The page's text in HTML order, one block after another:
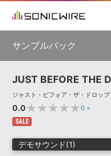
ソフト音源 »
プラグイン・エフェク
初音ミク NT 鏡音リン
KAITO V3
VOCALOID
VIENNA
EZ
ELECTRONICA
サンプルパック
製品一覧
JUST BEFORE THE
ジャスト・ビフォア・ザ・ドロップ
0.0★★★★★0 »
SALE
デモサウンド(1)